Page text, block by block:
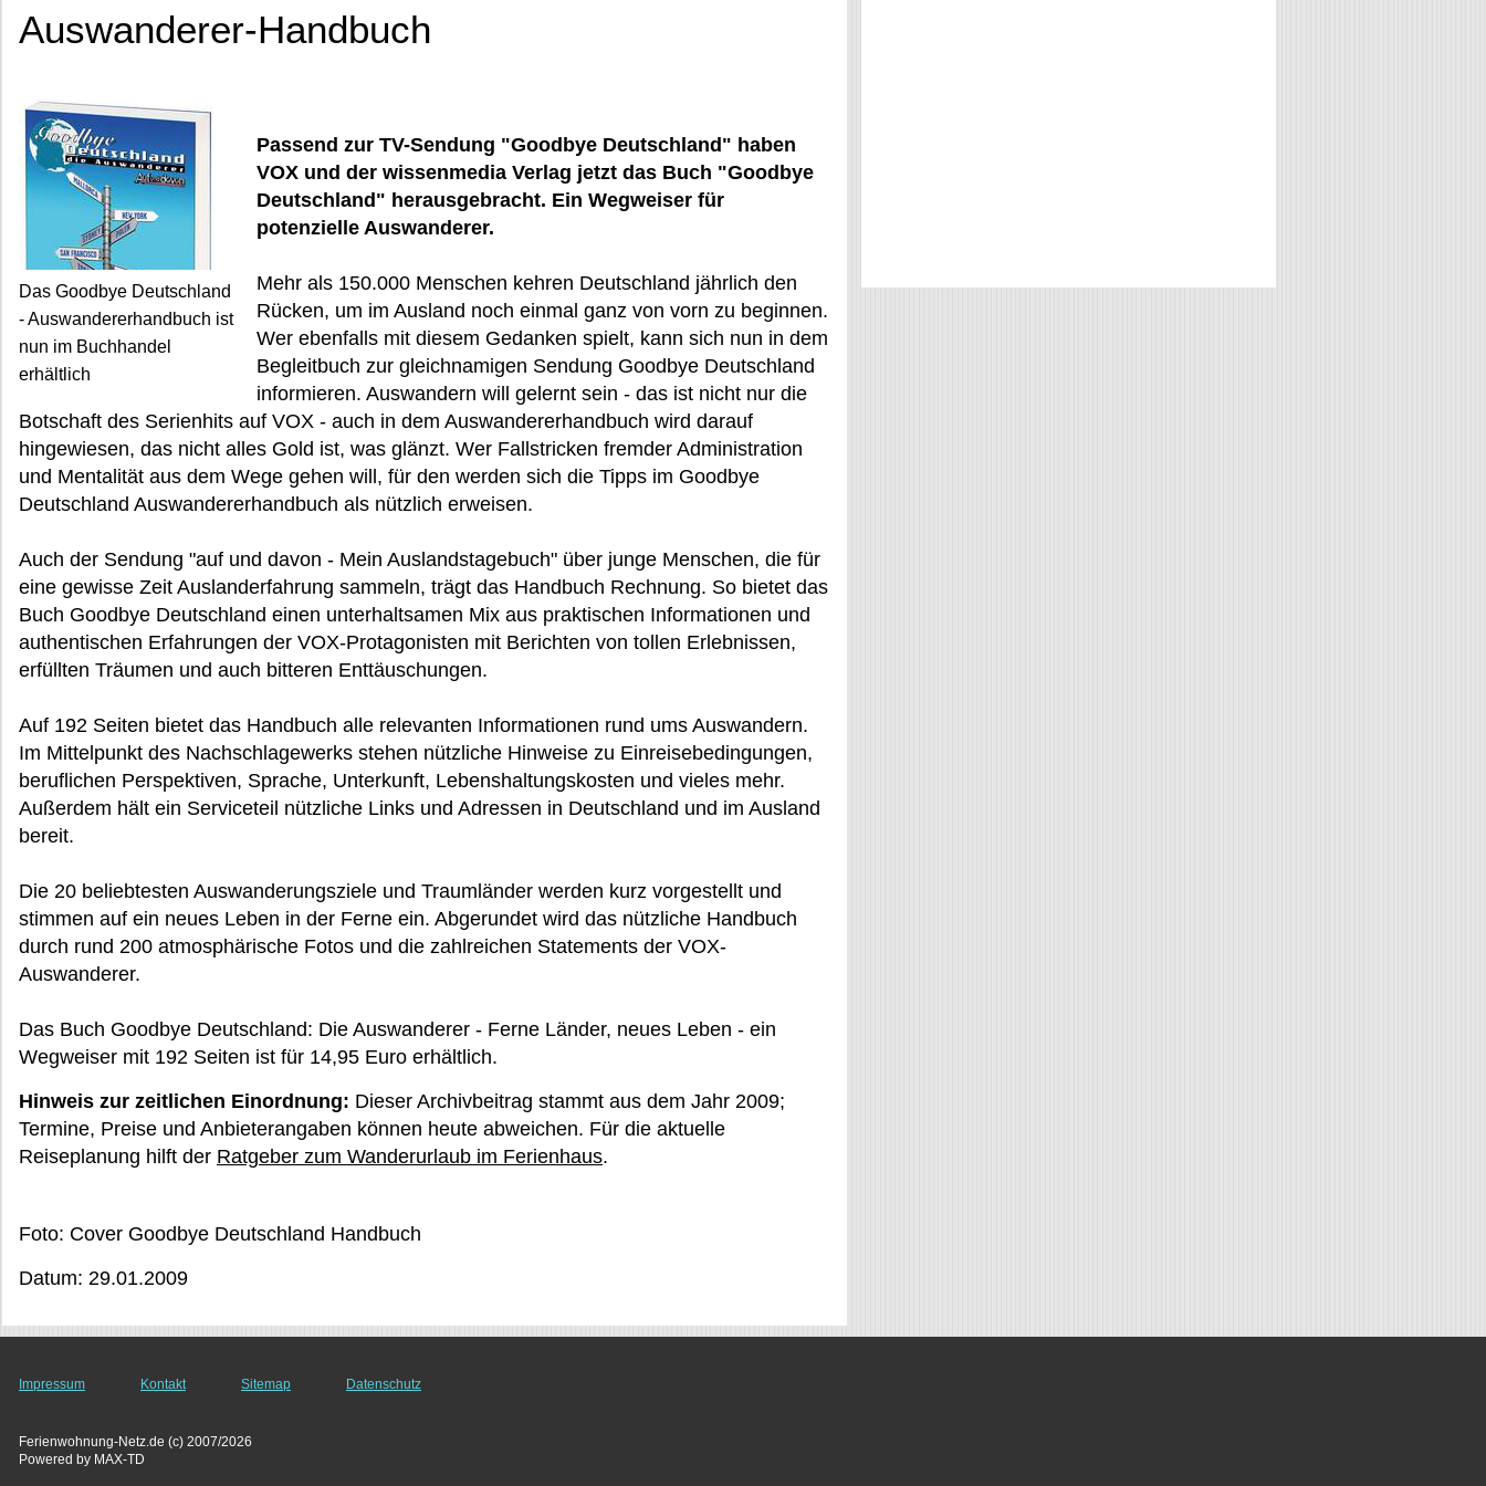
Auswanderer-Handbuch
Das Goodbye Deutschland
- Auswandererhandbuch ist
nun im Buchhandel
erhältlich
Passend zur TV-Sendung "Goodbye Deutschland" haben
VOX und der wissenmedia Verlag jetzt das Buch "Goodbye
Deutschland" herausgebracht. Ein Wegweiser für
potenzielle Auswanderer.
Mehr als 150.000 Menschen kehren Deutschland jährlich den
Rücken, um im Ausland noch einmal ganz von vorn zu beginnen.
Wer ebenfalls mit diesem Gedanken spielt, kann sich nun in dem
Begleitbuch zur gleichnamigen Sendung Goodbye Deutschland
informieren. Auswandern will gelernt sein - das ist nicht nur die
Botschaft des Serienhits auf VOX - auch in dem Auswandererhandbuch wird darauf
hingewiesen, das nicht alles Gold ist, was glänzt. Wer Fallstricken fremder Administration
und Mentalität aus dem Wege gehen will, für den werden sich die Tipps im Goodbye
Deutschland Auswandererhandbuch als nützlich erweisen.
Auch der Sendung "auf und davon - Mein Auslandstagebuch" über junge Menschen, die für
eine gewisse Zeit Auslanderfahrung sammeln, trägt das Handbuch Rechnung. So bietet das
Buch Goodbye Deutschland einen unterhaltsamen Mix aus praktischen Informationen und
authentischen Erfahrungen der VOX-Protagonisten mit Berichten von tollen Erlebnissen,
erfüllten Träumen und auch bitteren Enttäuschungen.
Auf 192 Seiten bietet das Handbuch alle relevanten Informationen rund ums Auswandern.
Im Mittelpunkt des Nachschlagewerks stehen nützliche Hinweise zu Einreisebedingungen,
beruflichen Perspektiven, Sprache, Unterkunft, Lebenshaltungskosten und vieles mehr.
Außerdem hält ein Serviceteil nützliche Links und Adressen in Deutschland und im Ausland
bereit.
Die 20 beliebtesten Auswanderungsziele und Traumländer werden kurz vorgestellt und
stimmen auf ein neues Leben in der Ferne ein. Abgerundet wird das nützliche Handbuch
durch rund 200 atmosphärische Fotos und die zahlreichen Statements der VOX-
Auswanderer.
Das Buch Goodbye Deutschland: Die Auswanderer - Ferne Länder, neues Leben - ein
Wegweiser mit 192 Seiten ist für 14,95 Euro erhältlich.
Hinweis zur zeitlichen Einordnung: Dieser Archivbeitrag stammt aus dem Jahr 2009;
Termine, Preise und Anbieterangaben können heute abweichen. Für die aktuelle
Reiseplanung hilft der Ratgeber zum Wanderurlaub im Ferienhaus.
Foto: Cover Goodbye Deutschland Handbuch
Datum: 29.01.2009
Impressum Kontakt Sitemap Datenschutz
Ferienwohnung-Netz.de (c) 2007/2026
Powered by MAX-TD